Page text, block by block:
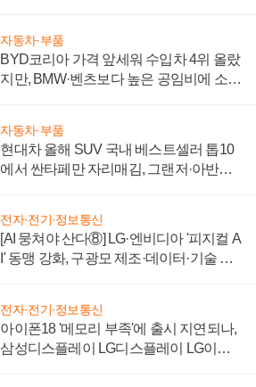
자동차·부품
BYD코리아 가격 앞세워 수입차 4위 올랐
지만, BMW·벤츠보다 높은 공임비에 소비
자동차·부품
현대차 올해 SUV 국내 베스트셀러 톱10
에서 싼타페만 자리매김, 그랜저·아반떼
전자·전기·정보통신
[AI 뭉쳐야 산다⑧] LG·엔비디아 '피지컬 A
I' 동맹 강화, 구광모 제조·데이터·기술 결
전자·전기·정보통신
아이폰18 '메모리 부족'에 출시 지연되나,
삼성디스플레이 LG디스플레이 LG이노